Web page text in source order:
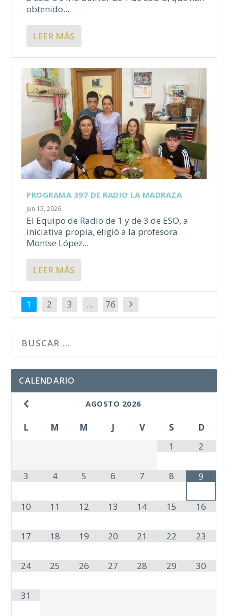
obtenido...
LEER MÁS
PROGRAMA 397 DE RADIO LA MADRAZA
Jun 15, 2026
El Equipo de Radio de 1 y de 3 de ESO, a
iniciativa propia, eligió a la profesora
Montse López...
LEER MÁS
1 2 3 … 76
CALENDARIO
AGOSTO 2026
L M M J V S
D
1
2
3 4 5 6 7 8 9
10 11 12 13 14 15 16
17 18 19 20 21 22 23
24 25 26 27 28 29 30
31